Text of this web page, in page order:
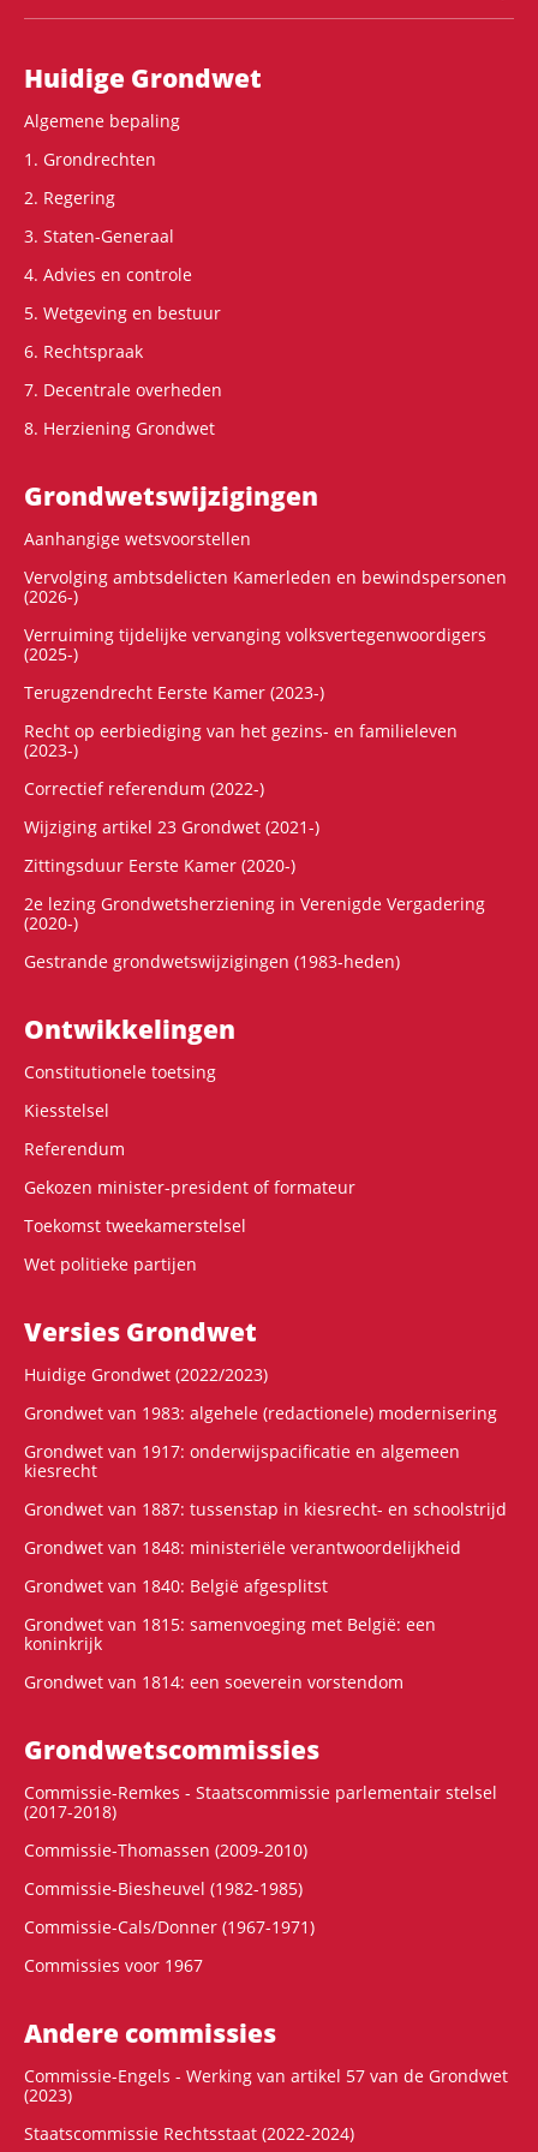
Hoofdnavigatie
Huidige Grondwet
Algemene bepaling
1. Grondrechten
2. Regering
3. Staten-Generaal
4. Advies en controle
5. Wetgeving en bestuur
6. Rechtspraak
7. Decentrale overheden
8. Herziening Grondwet
Grondwets­wijzigingen
Aanhangige wetsvoorstellen
Vervolging ambtsdelicten Kamerleden en bewindspersonen
(2026-)
Verruiming tijdelijke vervanging volksvertegenwoordigers
(2025-)
Terugzendrecht Eerste Kamer (2023-)
Recht op eerbiediging van het gezins- en familieleven
(2023-)
Correctief referendum (2022-)
Wijziging artikel 23 Grondwet (2021-)
Zittingsduur Eerste Kamer (2020-)
2e lezing Grondwetsherziening in Verenigde Vergadering
(2020-)
Gestrande grondwetswijzigingen (1983-heden)
Ontwikke­lingen
Constitutionele toetsing
Kiesstelsel
Referendum
Gekozen minister-president of formateur
Toekomst tweekamerstelsel
Wet politieke partijen
Versies Grondwet
Huidige Grondwet (2022/2023)
Grondwet van 1983: algehele (redactionele) modernisering
Grondwet van 1917: onderwijspacificatie en algemeen
kiesrecht
Grondwet van 1887: tussenstap in kiesrecht- en schoolstrijd
Grondwet van 1848: ministeriële verantwoordelijkheid
Grondwet van 1840: België afgesplitst
Grondwet van 1815: samenvoeging met België: een
koninkrijk
Grondwet van 1814: een soeverein vorstendom
Grondwets­commissies
Commissie-Remkes - Staatscommissie parlementair stelsel
(2017-2018)
Commissie-Thomassen (2009-2010)
Commissie-Biesheuvel (1982-1985)
Commissie-Cals/Donner (1967-1971)
Commissies voor 1967
Andere commissies
Commissie-Engels - Werking van artikel 57 van de Grondwet
(2023)
Staatscommissie Rechtsstaat (2022-2024)